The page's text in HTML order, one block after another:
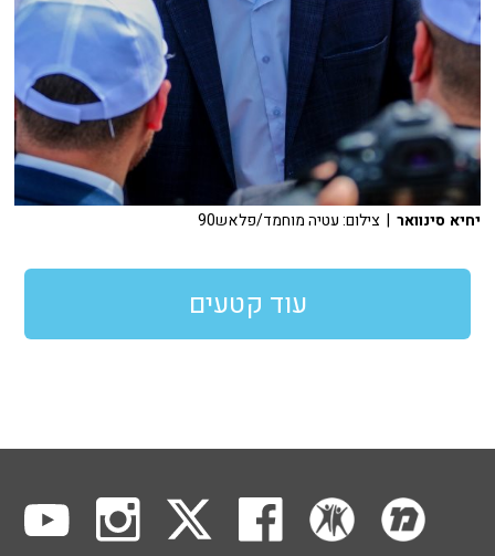
יחיא סינוואר | צילום: עטיה מוחמד/פלאש90
עוד קטעים